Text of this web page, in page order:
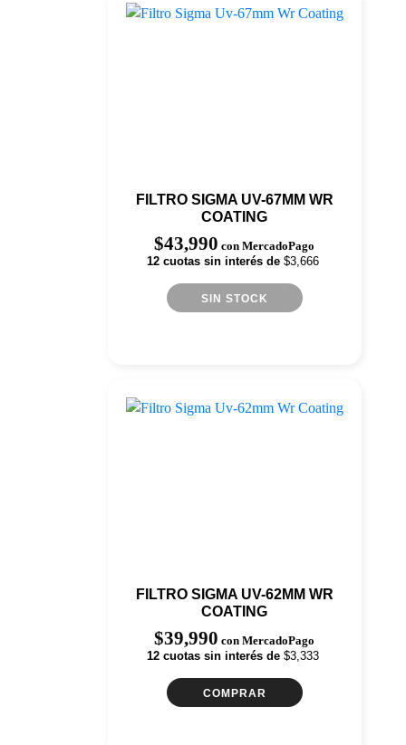
FILTRO SIGMA UV-67MM WR
COATING
$43,990 con MercadoPago
12 cuotas sin interés de $3,666
SIN STOCK
FILTRO SIGMA UV-62MM WR
COATING
$39,990 con MercadoPago
12 cuotas sin interés de $3,333
COMPRAR